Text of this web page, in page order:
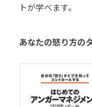
トが学べます。
あなたの怒り方の